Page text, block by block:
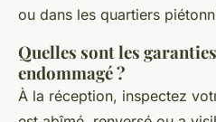
ou dans les quartiers
Quelles sont les
endommagé ?
À la réception, inspectez